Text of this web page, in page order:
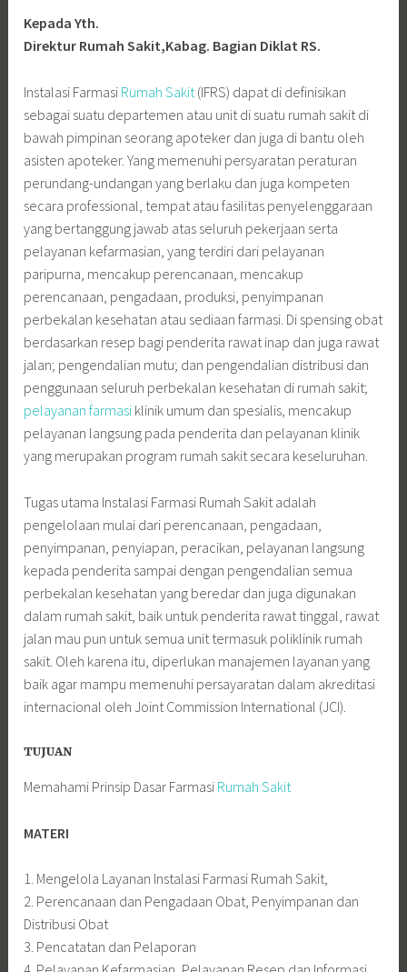
Kepada Yth.
Direktur Rumah Sakit,Kabag. Bagian Diklat RS.
Instalasi Farmasi Rumah Sakit (IFRS) dapat di definisikan
sebagai suatu departemen atau unit di suatu rumah sakit di
bawah pimpinan seorang apoteker dan juga di bantu oleh
asisten apoteker. Yang memenuhi persyaratan peraturan
perundang-undangan yang berlaku dan juga kompeten
secara professional, tempat atau fasilitas penyelenggaraan
yang bertanggung jawab atas seluruh pekerjaan serta
pelayanan kefarmasian, yang terdiri dari pelayanan
paripurna, mencakup perencanaan, mencakup
perencanaan, pengadaan, produksi, penyimpanan
perbekalan kesehatan atau sediaan farmasi. Di spensing obat
berdasarkan resep bagi penderita rawat inap dan juga rawat
jalan; pengendalian mutu; dan pengendalian distribusi dan
penggunaan seluruh perbekalan kesehatan di rumah sakit;
pelayanan farmasi klinik umum dan spesialis, mencakup
pelayanan langsung pada penderita dan pelayanan klinik
yang merupakan program rumah sakit secara keseluruhan.
Tugas utama Instalasi Farmasi Rumah Sakit adalah
pengelolaan mulai dari perencanaan, pengadaan,
penyimpanan, penyiapan, peracikan, pelayanan langsung
kepada penderita sampai dengan pengendalian semua
perbekalan kesehatan yang beredar dan juga digunakan
dalam rumah sakit, baik untuk penderita rawat tinggal, rawat
jalan mau pun untuk semua unit termasuk poliklinik rumah
sakit. Oleh karena itu, diperlukan manajemen layanan yang
baik agar mampu memenuhi persayaratan dalam akreditasi
internacional oleh Joint Commission International (JCI).
TUJUAN
Memahami Prinsip Dasar Farmasi Rumah Sakit
MATERI
1. Mengelola Layanan Instalasi Farmasi Rumah Sakit,
2. Perencanaan dan Pengadaan Obat, Penyimpanan dan
Distribusi Obat
3. Pencatatan dan Pelaporan